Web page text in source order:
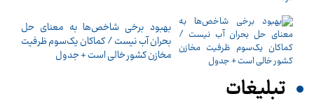
بهبود برخی شاخص‌ها به معنای حل
بحران آب نیست / کماکان یک‌سوم ظرفیت
مخازن کشور خالی است + جدول
تبلیغات